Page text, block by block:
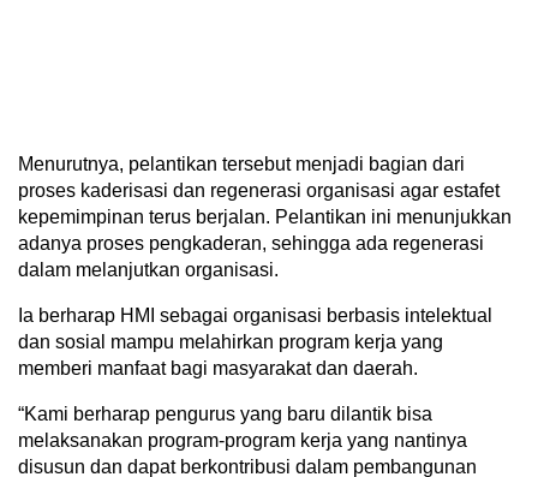
Menurutnya, pelantikan tersebut menjadi bagian dari
proses kaderisasi dan regenerasi organisasi agar estafet
kepemimpinan terus berjalan. Pelantikan ini menunjukkan
adanya proses pengkaderan, sehingga ada regenerasi
dalam melanjutkan organisasi.
Ia berharap HMI sebagai organisasi berbasis intelektual
dan sosial mampu melahirkan program kerja yang
memberi manfaat bagi masyarakat dan daerah.
“Kami berharap pengurus yang baru dilantik bisa
melaksanakan program-program kerja yang nantinya
disusun dan dapat berkontribusi dalam pembangunan